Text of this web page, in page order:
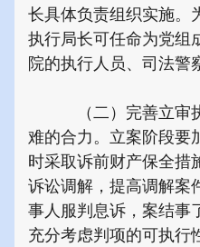
长具体负责组织实施。
执行局长可任命为党组
院的执行人员、司法警
（二）完善立审执协
难的合力。立案阶段要
时采取诉前财产保全措
诉讼调解，提高调解案
事人服判息诉，案结事
充分考虑判项的可执行